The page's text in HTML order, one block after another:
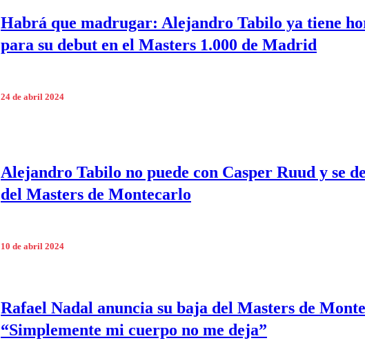
Habrá que madrugar: Alejandro Tabilo ya tiene
para su debut en el Masters 1.000 de Madrid
24 de abril 2024
Alejandro Tabilo no puede con Casper Ruud y se
del Masters de Montecarlo
10 de abril 2024
Rafael Nadal anuncia su baja del Masters de
“Simplemente mi cuerpo no me deja”